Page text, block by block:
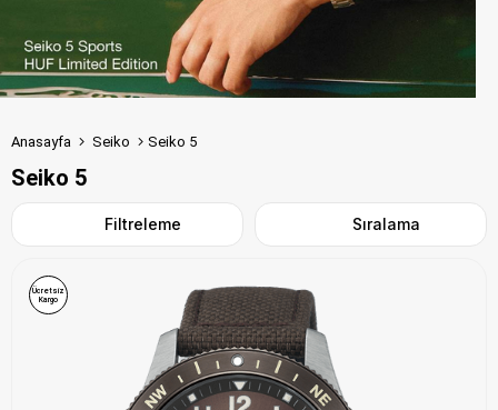
Anasayfa Seiko Seiko 5
Seiko 5
Filtreleme Sıralama
Ücretsiz
Kargo